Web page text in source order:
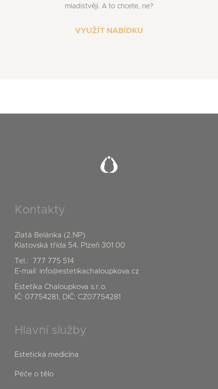
mladistvěji. A to chcete, ne?
VYUŽÍT NABÍDKU
Kontakty
Zlatá Belánka (2.NP)
Klatovská třída 54, Plzeň 301 00
Tel.:
777 775 514
E-mail: info@estetikachaloupkova.cz
Estetika Chaloupkova s.r.o.
IČ: 07754281, DIČ: CZ07754281
Hlavní služby
Estetická medicína
Péče o tělo